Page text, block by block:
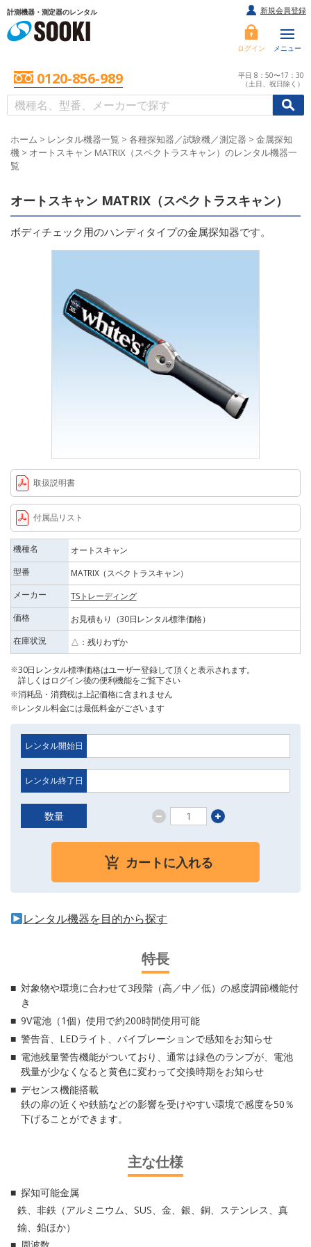
計測機器・測定器のレンタル
ログイン メニュー
0120-856-989
平日 8：50〜17：30
（土日、祝日除く）
//
新規会員登録
ホーム > レンタル機器一覧 > 各種探知器／試験機／測定器 > 金属探知
機 > オートスキャン MATRIX（スペクトラスキャン）のレンタル機器一
覧
オートスキャン MATRIX（スペクトラスキャン）
ボディチェック用のハンディタイプの金属探知器です。
取扱説明書
付属品リスト
機種名
オートスキャン
型番
MATRIX（スペクトラスキャン）
メーカー
TSトレーディング
価格
お見積もり（30日レンタル標準価格）
在庫状況
△：残りわずか
30日レンタル標準価格はユーザー登録して頂くと表示されます。
詳しくはログイン後の便利機能をご覧下さい
消耗品・消費税は上記価格に含まれません
レンタル料金には最低料金がございます
レンタル開始日
レンタル終了日
数量
カートに入れる
レンタル機器を目的から探す
特長
対象物や環境に合わせて3段階（高／中／低）の感度調節機能付
き
9V電池（1個）使用で約200時間使用可能
警告音、LEDライト、バイブレーションで感知をお知らせ
電池残量警告機能がついており、通常は緑色のランプが、電池
残量が少なくなると黄色に変わって交換時期をお知らせ
デセンス機能搭載
鉄の扉の近くや鉄筋などの影響を受けやすい環境で感度を50％
下げることができます。
主な仕様
探知可能金属
鉄、非鉄（アルミニウム、SUS、金、銀、銅、ステンレス、真
鍮、鉛ほか）